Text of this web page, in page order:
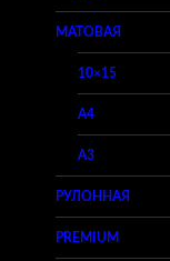
МАТОВАЯ
10×15
A4
A3
РУЛОННАЯ
PREMIUM